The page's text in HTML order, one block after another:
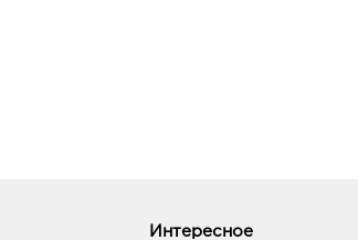
Интересное